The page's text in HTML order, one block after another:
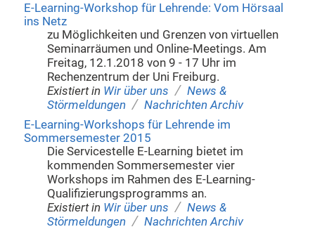
E-Learning-Workshop für Lehrende: Vom Hörsaal
ins Netz
zu Möglichkeiten und Grenzen von virtuellen
Seminarräumen und Online-Meetings. Am
Freitag, 12.1.2018 von 9 - 17 Uhr im
Rechenzentrum der Uni Freiburg.
Existiert in Wir über uns / News &
Störmeldungen / Nachrichten Archiv
E-Learning-Workshops für Lehrende im
Sommersemester 2015
Die Servicestelle E-Learning bietet im
kommenden Sommersemester vier
Workshops im Rahmen des E-Learning-
Qualifizierungsprogramms an.
Existiert in Wir über uns / News &
Störmeldungen / Nachrichten Archiv